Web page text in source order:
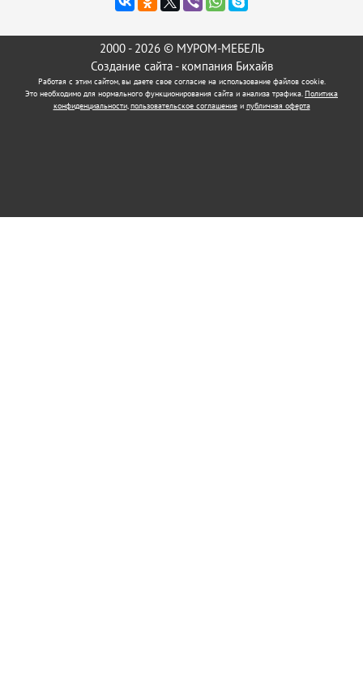
2000 - 2026 © МУРОМ-МЕБЕЛЬ
Создание сайта- компания Бихайв
Работая с этим сайтом, вы даете свое согласие на использование файлов cookie.
Это необходимо для нормального функционирования сайта и анализа трафика.Политика
конфиденциальности,пользовательское соглашениеи публичная оферта